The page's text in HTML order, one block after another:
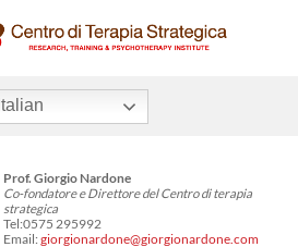
Italian
Prof. Giorgio Nardone
Co-fondatore e Direttore del Centro di terapia
strategica
Tel:0575 295992
Email: giorgionardone@giorgionardone.com